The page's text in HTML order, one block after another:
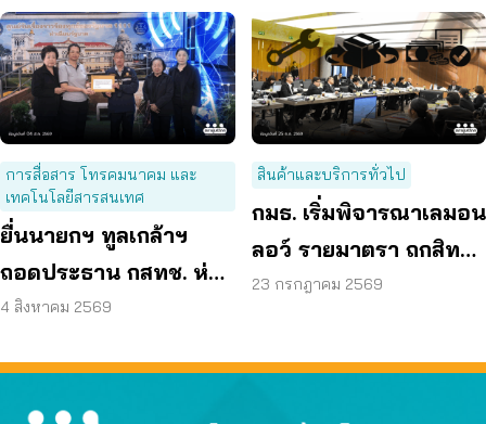
การสื่อสาร โทรคมนาคม และ
เทคโนโลยีสารสนเทศ
ยื่นนายกฯ ทูลเกล้าฯ
ถอดประธาน กสทช. ห่วง
คุ้มครองผู้บริโภคสะดุด
4 สิงหาคม 2569
สินค้าและบริการทั่วไป
กมธ. เริ่มพิจารณาเลมอน
ลอว์ รายมาตรา ถกสิทธิ
ซ่อม – เปลี่ยน – คืนเงิน
23 กรกฎาคม 2569